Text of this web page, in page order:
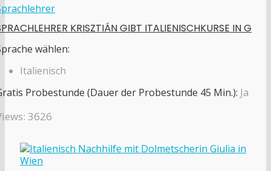
KRISZTIÁN GIBT ITALIENISCHKURSE IN G
wählen:
Italienisch
Probestunde (Dauer der Probestunde 45 Min.): Ja
3626